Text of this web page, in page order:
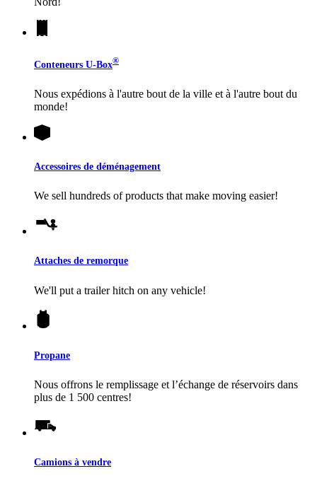
Conteneurs U-Box®
Nous expédions à l'autre bout de la ville et à l'autre bout du
monde!
Accessoires de déménagement
We sell hundreds of products that make moving easier!
Attaches de remorque
We'll put a trailer hitch on any vehicle!
Propane
Nous offrons le remplissage et l’échange de réservoirs dans
plus de 1 500 centres!
Camions à vendre